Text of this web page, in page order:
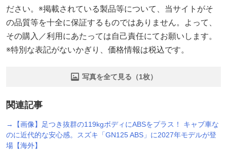
ださい。※掲載されている製品等について、当サイトがそ
の品質等を十全に保証するものではありません。よって、
その購入／利用にあたっては自己責任にてお願いします。
※特別な表記がないかぎり、価格情報は税込です。
写真を全て見る（1枚）
関連記事
→【画像】足つき抜群の119kgボディにABSをプラス！ キャブ車な
のに近代的な安心感。スズキ「GN125 ABS」に2027年モデルが登
場【海外】